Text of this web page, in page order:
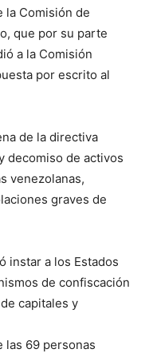
la Comisión de
que por su parte
a la Comisión
por escrito al
de la directiva
decomiso de activos
venezolanas,
graves de
instar a los Estados
de confiscación
capitales y
las 69 personas